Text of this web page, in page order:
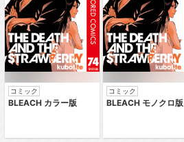
コミック
BLEACH カラー版
コミック
BLEACH モノクロ版